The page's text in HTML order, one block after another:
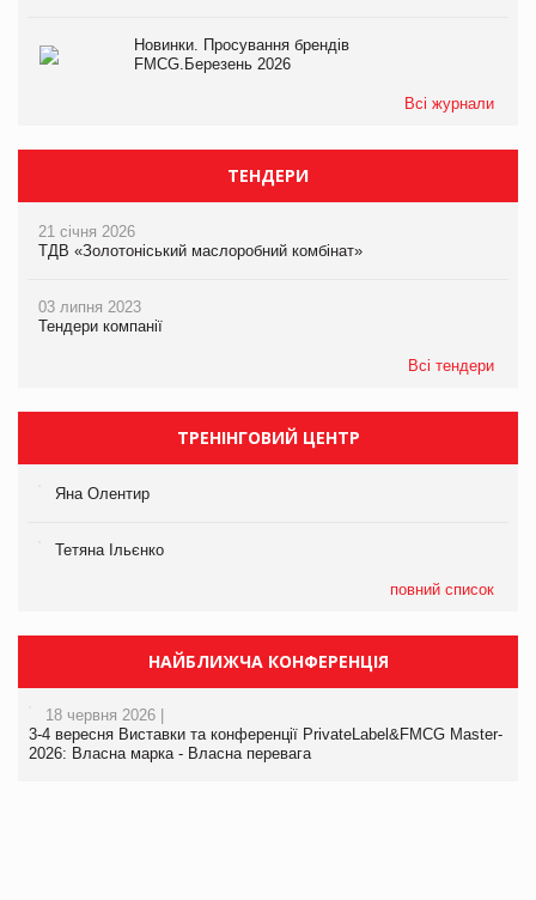
Новинки. Просування брендів
FMCG.Березень 2026
Всі журнали
ТЕНДЕРИ
21 січня 2026
ТДВ «Золотоніський маслоробний комбінат»
03 липня 2023
Тендери компанії
Всі тендери
ТРЕНІНГОВИЙ ЦЕНТР
Яна Олентир
Тетяна Ільєнко
повний список
НАЙБЛИЖЧА КОНФЕРЕНЦІЯ
18 червня 2026 |
3-4 вересня Виставки та конференції PrivateLabel&FMCG Master-
2026: Власна марка - Власна перевага